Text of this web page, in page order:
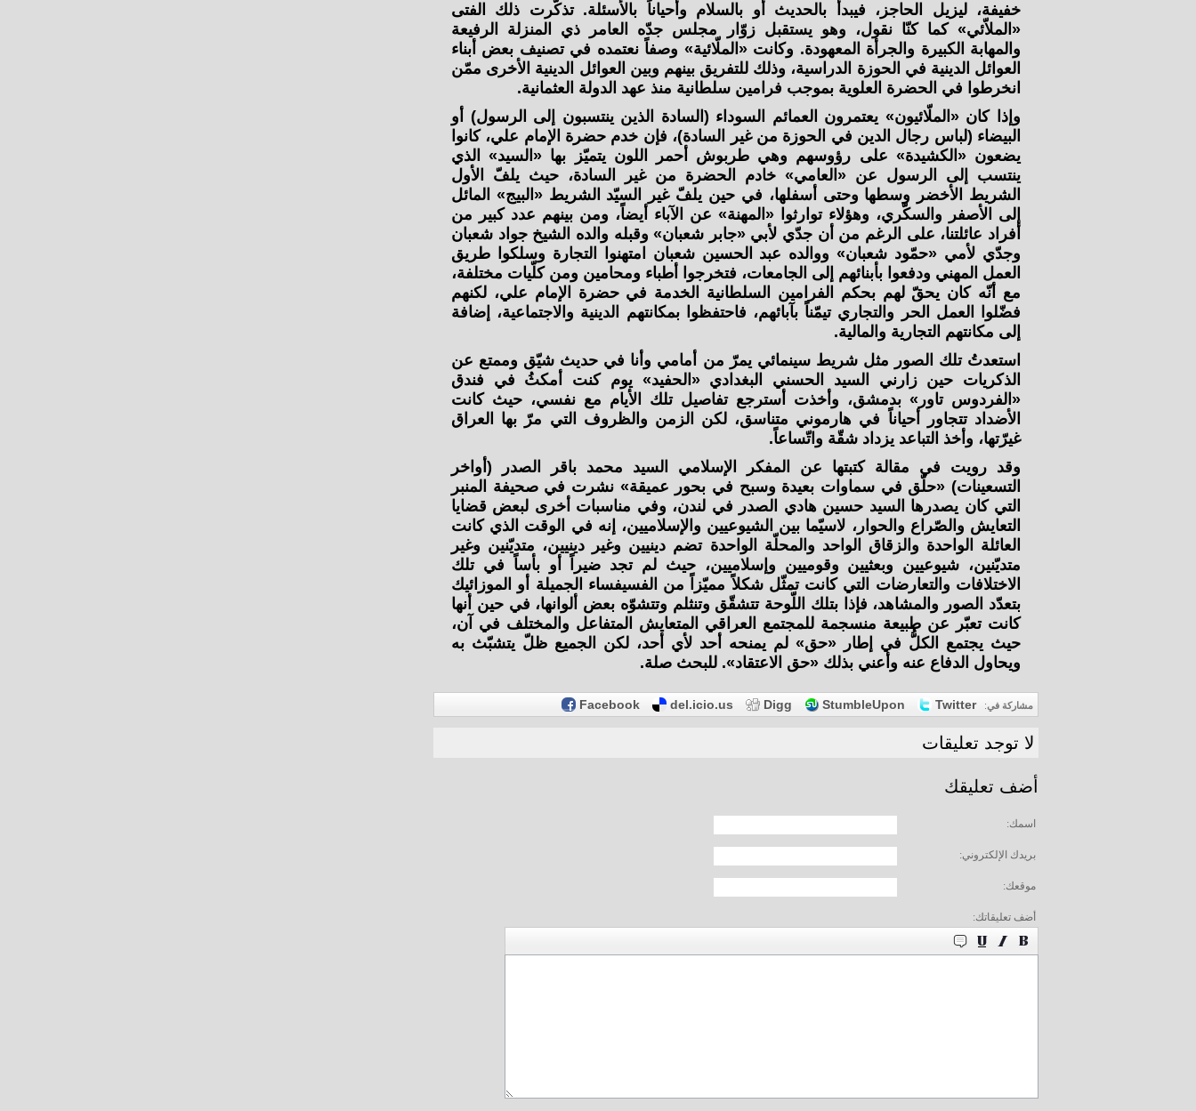
خفيفة، ليزيل الحاجز، فيبدأ بالحديث أو بالسلام وأحياناً بالأسئلة. تذكّرت ذلك الفتى
«الملاّئي» كما كنّا نقول، وهو يستقبل زوّار مجلس جدّه العامر ذي المنزلة الرفيعة
والمهابة الكبيرة والجرأة المعهودة. وكانت «الملّائية» وصفاً نعتمده في تصنيف بعض أبناء
العوائل الدينية في الحوزة الدراسية، وذلك للتفريق بينهم وبين العوائل الدينية الأخرى ممّن
انخرطوا في الحضرة العلوية بموجب فرامين سلطانية منذ عهد الدولة العثمانية.
وإذا كان «الملّائيون» يعتمرون العمائم السوداء (السادة الذين ينتسبون إلى الرسول) أو
البيضاء (لباس رجال الدين في الحوزة من غير السادة)، فإن خدم حضرة الإمام علي، كانوا
يضعون «الكشيدة» على رؤوسهم وهي طربوش أحمر اللون يتميّز بها «السيد» الذي
ينتسب إلى الرسول عن «العامي» خادم الحضرة من غير السادة، حيث يلفّ الأول
الشريط الأخضر وسطها وحتى أسفلها، في حين يلفّ غير السيّد الشريط «البيج» المائل
إلى الأصفر والسكّري، وهؤلاء توارثوا «المهنة» عن الآباء أيضاً، ومن بينهم عدد كبير من
أفراد عائلتنا، على الرغم من أن جدّي لأبي «جابر شعبان» وقبله والده الشيخ جواد شعبان
وجدّي لأمي «حمّود شعبان» ووالده عبد الحسين شعبان امتهنوا التجارة وسلكوا طريق
العمل المهني ودفعوا بأبنائهم إلى الجامعات، فتخرجوا أطباء ومحامين ومن كلّيات مختلفة،
مع أنّه كان يحقّ لهم بحكم الفرامين السلطانية الخدمة في حضرة الإمام علي، لكنهم
فضّلوا العمل الحر والتجاري تيمّناً بآبائهم، فاحتفظوا بمكانتهم الدينية والاجتماعية، إضافة
إلى مكانتهم التجارية والمالية.
استعدتُ تلك الصور مثل شريط سينمائي يمرّ من أمامي وأنا في حديث شيّق وممتع عن
الذكريات حين زارني السيد الحسني البغدادي «الحفيد» يوم كنت أمكثُ في فندق
«الفردوس تاور» بدمشق، وأخذت أسترجع تفاصيل تلك الأيام مع نفسي، حيث كانت
الأضداد تتجاور أحياناً في هارموني متناسق، لكن الزمن والظروف التي مرّ بها العراق
غيرّتها، وأخذ التباعد يزداد شقّة واتّساعاً.
وقد رويت في مقالة كتبتها عن المفكر الإسلامي السيد محمد باقر الصدر (أواخر
التسعينات) «حلّق في سماوات بعيدة وسبح في بحور عميقة» نشرت في صحيفة المنبر
التي كان يصدرها السيد حسين هادي الصدر في لندن، وفي مناسبات أخرى لبعض قضايا
التعايش والصّراع والحوار، لاسيّما بين الشيوعيين والإسلاميين، إنه في الوقت الذي كانت
العائلة الواحدة والزقاق الواحد والمحلّة الواحدة تضم دينيين وغير دينيين، متديّنين وغير
متديّنين، شيوعيين وبعثيين وقوميين وإسلاميين، حيث لم تجد ضيراً أو بأساً في تلك
الاختلافات والتعارضات التي كانت تمثّل شكلاً مميّزاً من الفسيفساء الجميلة أو الموزائيك
بتعدّد الصور والمشاهد، فإذا بتلك اللّوحة تتشقّق وتنثلم وتتشوّه بعض ألوانها، في حين أنها
كانت تعبّر عن طبيعة منسجمة للمجتمع العراقي المتعايش المتفاعل والمختلف في آن،
حيث يجتمع الكلُّ في إطار «حق» لم يمنحه أحد لأي أحد، لكن الجميع ظلّ يتشبّث به
ويحاول الدفاع عنه وأعني بذلك «حق الاعتقاد». للبحث صلة.
Facebook del.icio.us Digg StumbleUpon Twitter :مشاركة في
لا توجد تعليقات
أضف تعليقك
اسمك:
بريدك الإلكتروني:
موقعك:
أضف تعليقاتك: